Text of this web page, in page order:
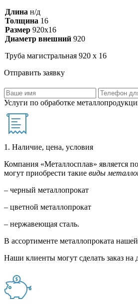
Длина н/д
Толщина 16
Размер 920х16
Диаметр внешний 920
Труба магистральная 920 х 16
Отправить заявку
Услуги по обработке
1. Наличие, цена, условия
Компания «Металлосплав» является
могут приобрести такие виды
– черный металлопрокат
– цветной металлопрокат
– нержавеющая сталь.
В ассортименте металлопроката
Наши клиенты могут сделать заказ на